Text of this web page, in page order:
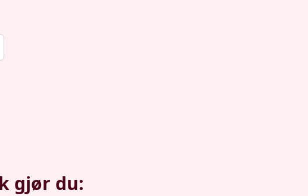
gjør du: